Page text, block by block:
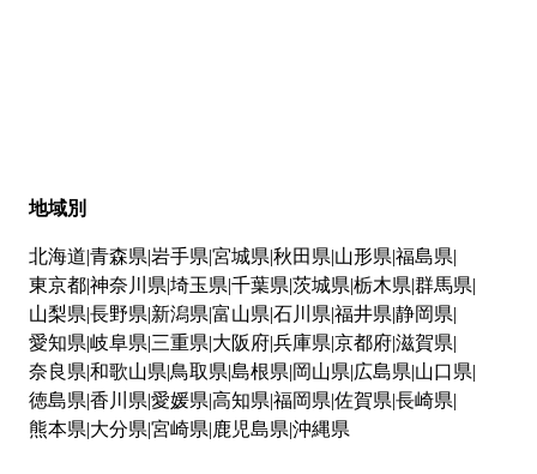
地域別
北海道 青森県 岩手県 宮城県 秋田県 山形県 福島県
東京都神奈川県 埼玉県 千葉県 茨城県 栃木県 群馬県
山梨県 長野県 新潟県 富山県 石川県 福井県 静岡県
愛知県 岐阜県 三重県 大阪府兵庫県 京都府滋賀県
奈良県 和歌山県 鳥取県 島根県 岡山県 広島県 山口県
徳島県 香川県 愛媛県 高知県 福岡県 佐賀県 長崎県
熊本県 大分県 宮崎県 鹿児島県 沖縄県